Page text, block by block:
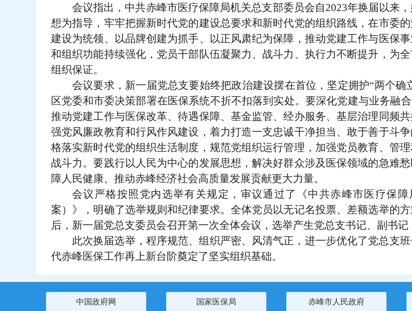
会议指出， 中共赤峰市医疗保障局机关总支部委员会自2023年换届以来
想为指导，牢牢把握新时代党的建设总要求和新时代党的组织路线，在市委
建设为统领、以品牌创建为抓手、以正风肃纪为保障，推动党建工作与医保
和组织功能持续强化，党员干部队伍凝聚力、战斗力、执行力不断提升，为
组织保证。
会议要求， 新一届党总支要始终把政治建设摆在首位，坚定拥护“两个确
区党委和市委决策部署在医保系统不折不扣落到实处。要深化党建与业务融
推动党建工作与医保改革、待遇保障、基金监管、经办服务、基层治理同频
强党风廉政教育和行风作风建设，着力打造一支忠诚干净担当、敢于善于斗
格落实新时代党的组织生活制度，规范党组织运行管理，加强党员教育、管
战斗力。要践行以人民为中心的发展思想，解决好群众涉及医保领域的急难
障人民健康、推动赤峰经济社会高质量发展贡献更大力量。
会议严格按照党内选举有关规定，审议通过了《中共赤峰市医疗保
案）》，明确了选举规则和纪律要求。全体党员以无记名投票、差额选举的
后，新一届党总支委员会召开第一次全体会议，选举产生党总支书记、副书记
此次换届选举，程序规范、组织严密、风清气正，进一步优化了党总支
代赤峰医保工作再上新台阶奠定了坚实组织基础。
中国政府网 国家医保局 赤峰市人民政府